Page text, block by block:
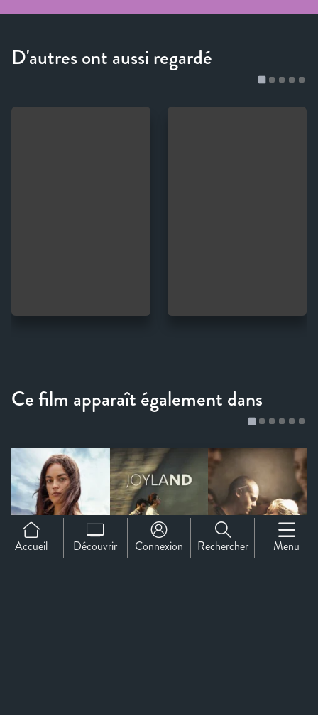
Accueil Découvrir Connexion Rechercher Menu